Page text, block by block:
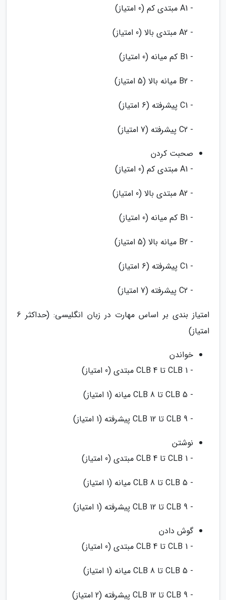
- A1 مبتدی کم (0 امتیاز)
- A2 مبتدی بالا (0 امتیاز)
- B1 کم میانه (0 امتیاز)
- B2 میانه بالا (5 امتیاز)
- C1 پیشرفته (6 امتیاز)
- C2 پیشرفته (7 امتیاز)
صحبت کردن
- A1 مبتدی کم (0 امتیاز)
- A2 مبتدی بالا (0 امتیاز)
- B1 کم میانه (0 امتیاز)
- B2 میانه بالا (5 امتیاز)
- C1 پیشرفته (6 امتیاز)
- C2 پیشرفته (7 امتیاز)
امتیاز بندی بر اساس مهارت در زبان انگلیسی: (حداکثر 6
امتیاز)
خواندن
- CLB 1 تا CLB 4 مبتدی (0 امتیاز)
- CLB 5 تا CLB 8 میانه (1 امتیاز)
- CLB 9 تا CLB 12 پیشرفته (1 امتیاز)
نوشتن
- CLB 1 تا CLB 4 مبتدی (0 امتیاز)
- CLB 5 تا CLB 8 میانه (1 امتیاز)
- CLB 9 تا CLB 12 پیشرفته (1 امتیاز)
گوش دادن
- CLB 1 تا CLB 4 مبتدی (0 امتیاز)
- CLB 5 تا CLB 8 میانه (1 امتیاز)
- CLB 9 تا CLB 12 پیشرفته (2 امتیاز)